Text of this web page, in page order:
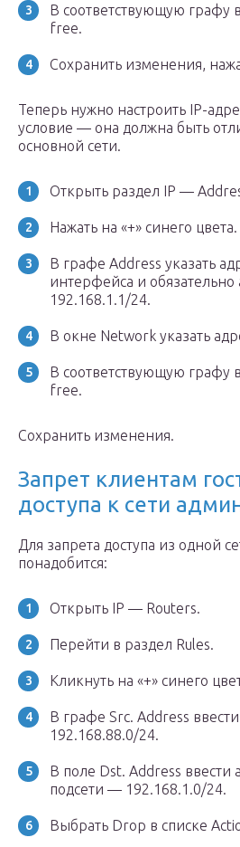
В соответствующую графу
free.
Сохранить изменения,
Теперь нужно настроить IP-
условие — она должна быть
основной сети.
Открыть раздел IP —
Нажать на «+» синего цвета.
В графе Address указать
интерфейса и
192.168.1.1/24.
В окне Network указать
В соответствующую графу
free.
Сохранить изменения.
Запрет клиентам
доступа к сети
Для запрета доступа из одной
понадобится:
Открыть IP — Routers.
Перейти в раздел Rules.
Кликнуть на «+» синего
В графе Src. Address
192.168.88.0/24.
В поле Dst. Address ввести
подсети — 192.168.1.0/24.
Выбрать Drop в списке